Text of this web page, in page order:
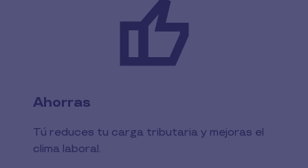
Ahorras
Tú reduces tu carga tributaria y mejoras el
clima laboral.